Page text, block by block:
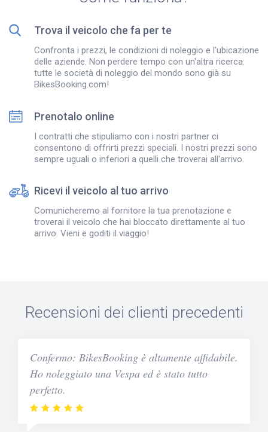
Trova il veicolo che fa per te
Confronta i prezzi, le condizioni di noleggio e l'ubicazione
delle aziende. Non perdere tempo con un'altra ricerca:
tutte le società di noleggio del mondo sono già su
BikesBooking.com!
Prenotalo online
I contratti che stipuliamo con i nostri partner ci
consentono di offrirti prezzi speciali. I nostri prezzi sono
sempre uguali o inferiori a quelli che troverai all'arrivo.
Ricevi il veicolo al tuo arrivo
Comunicheremo al fornitore la tua prenotazione e
troverai il veicolo che hai bloccato direttamente al tuo
arrivo. Vieni e goditi il viaggio!
Recensioni dei clienti precedenti
Confermo: BikesBooking è altamente affidabile.
Ho noleggiato una Vespa ed è stato tutto
perfetto.